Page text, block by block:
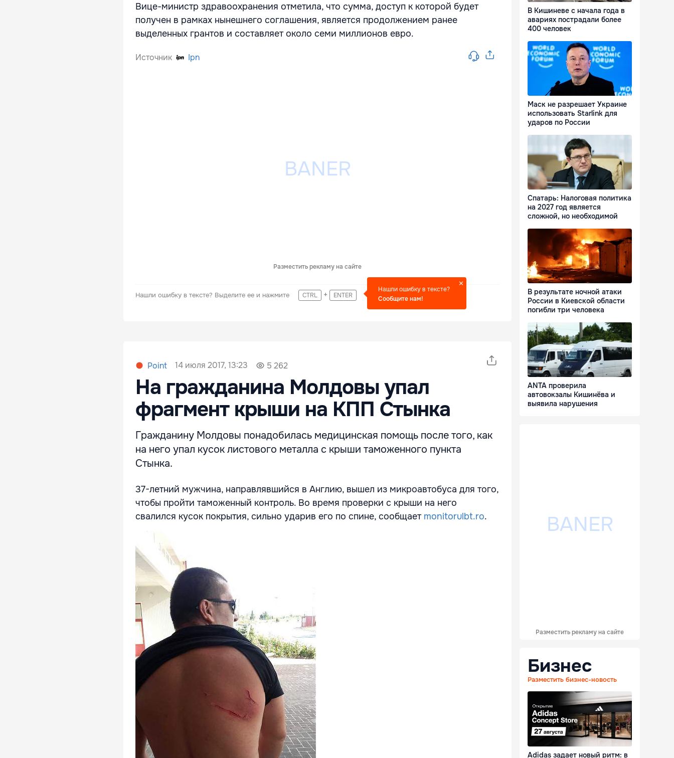
Вице-министр здравоохранения отметила, что сумма, доступ к которой будет
получен в рамках нынешнего соглашения, является продолжением ранее
выделенных грантов и составляет около семи миллионов евро.
Источник Ipn
Разместить рекламу на сайте
Нашли ошибку в тексте? Выделите ее и нажмите CTRL + ENTER
Нашли ошибку в тексте?
Сообщите нам!
Point 14 июля 2017, 13:23 5 262
На гражданина Молдовы упал
фрагмент крыши на КПП Стынка
Гражданину Молдовы понадобилась медицинская помощь после того, как
на него упал кусок листового металла с крыши таможенного пункта
Стынка.
37-летний мужчина, направлявшийся в Англию, вышел из микроавтобуса для того,
чтобы пройти таможенный контроль. Во время проверки с крыши на него
свалился кусок покрытия, сильно ударив его по спине, сообщает monitorulbt.ro.
В Кишиневе с начала года в
авариях пострадали более
400 человек
Маск не разрешает Украине
использовать Starlink для
ударов по России
Спатарь: Налоговая политика
на 2027 год является
сложной, но необходимой
В результате ночной атаки
России в Киевской области
погибли три человека
ANTA проверила
автовокзалы Кишинёва и
выявила нарушения
Разместить рекламу на сайте
Бизнес
Разместить бизнес-новость
Adidas задает новый ритм: в